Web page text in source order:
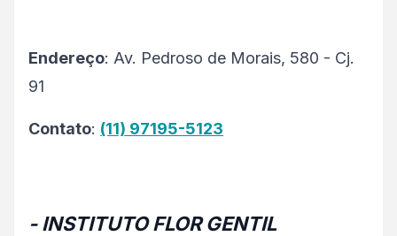
Endereço: Av. Pedroso de Morais, 580 - Cj.
91
Contato: (11) 97195-5123
- INSTITUTO FLOR GENTIL